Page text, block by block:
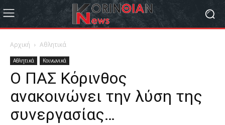
Αρχική Αθλητικά
Αθλητικά Κοινωνικά
Ο ΠΑΣ Κόρινθος
ανακοινώνει την λύση της
συνεργασίας…